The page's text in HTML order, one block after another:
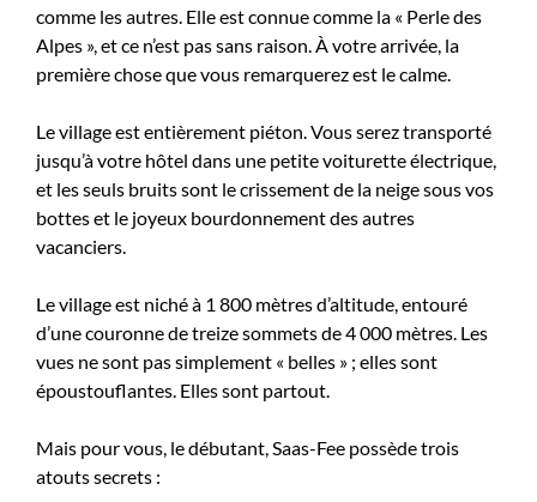
comme les autres. Elle est connue comme la « Perle des
Alpes », et ce n’est pas sans raison. À votre arrivée, la
première chose que vous remarquerez est le calme.
Le village est entièrement piéton. Vous serez transporté
jusqu’à votre hôtel dans une petite voiturette électrique,
et les seuls bruits sont le crissement de la neige sous vos
bottes et le joyeux bourdonnement des autres
vacanciers.
Le village est niché à 1 800 mètres d’altitude, entouré
d’une couronne de treize sommets de 4 000 mètres. Les
vues ne sont pas simplement « belles » ; elles sont
époustouflantes. Elles sont partout.
Mais pour vous, le débutant, Saas-Fee possède trois
atouts secrets :